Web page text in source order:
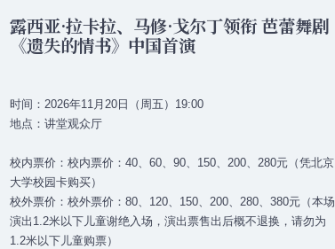
露西亚·拉卡拉、马修·戈尔丁领衔 芭蕾舞剧
《遗失的情书》中国首演
时间：2026年11月20日（周五）19:00
地点：讲堂观众厅
校内票价：校内票价：40、60、90、150、200、280元（凭北京
大学校园卡购买）
校外票价：校外票价：80、120、150、200、280、380元（本场
演出1.2米以下儿童谢绝入场，演出票售出后概不退换，请勿为
1.2米以下儿童购票）